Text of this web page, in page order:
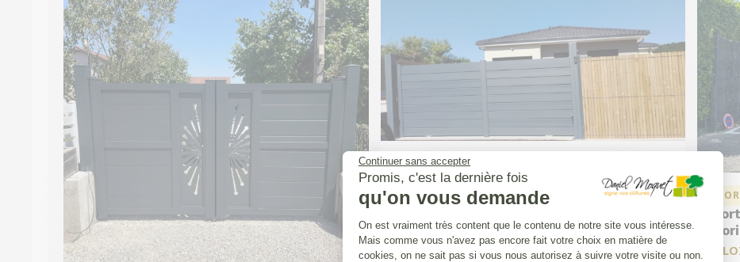
Continuer sans accepter
Promis, c'est la dernière fois
qu'on vous demande
Plateforme de Gestion du Consentement
On est vraiment très content que le contenu de notre site vous intéresse.
Mais comme vous n'avez pas encore fait votre choix en matière de
cookies, on ne sait pas si vous nous autorisez à suivre votre visite ou non.
PORTAIL (INSTALLATION)
Portail Classic' Strong persienne 7016